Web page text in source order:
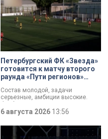
Петербургский ФК «Звезда»
готовится к матчу второго
раунда «Пути регионов»
Состав молодой, задачи
серьезные, амбиции высокие.
Футбольная «Звезда»,
выступающая во второй Лиге Б,
готовится к матчу второго раунда
«Пути регионов» Кубка России.
Соперник – «Великие Луки». Наш
6 августа 2026 13:56